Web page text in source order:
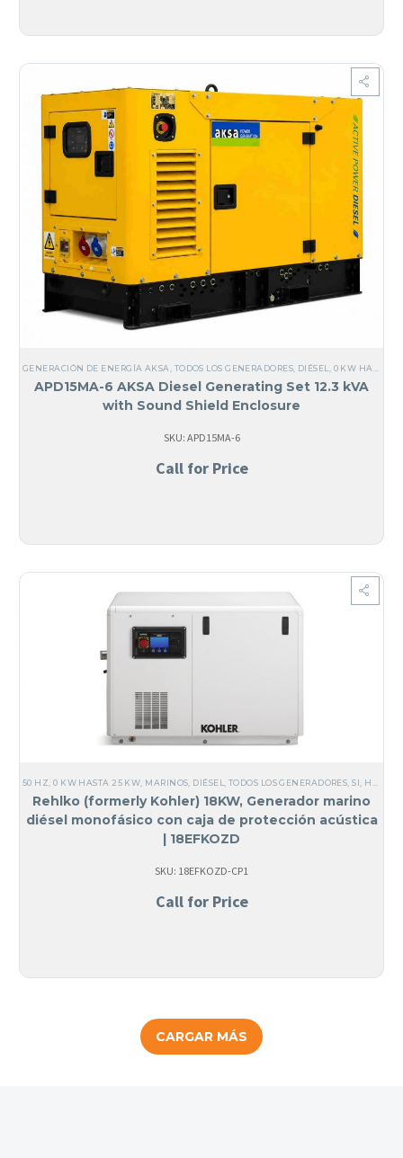
GENERACIÓN DE ENERGÍA AKSA TODOS LOS GENERADORES DIÉSEL 0 KW HASTA 25 KW
APD15MA-6 AKSA Diesel Generating Set 12.3 kVA
with Sound Shield Enclosure
SKU: APD15MA-6
Call for Price
50 HZ ,0 KW HASTA 25 KW MARINOS DIÉSEL TODOS LOS GENERADORES ,SI, HECHO EN USA
Rehlko (formerly Kohler) 18KW, Generador marino
diésel monofásico con caja de protección acústica
| 18EFKOZD
SKU: 18EFKOZD-CP1
Call for Price
CARGAR MÁS